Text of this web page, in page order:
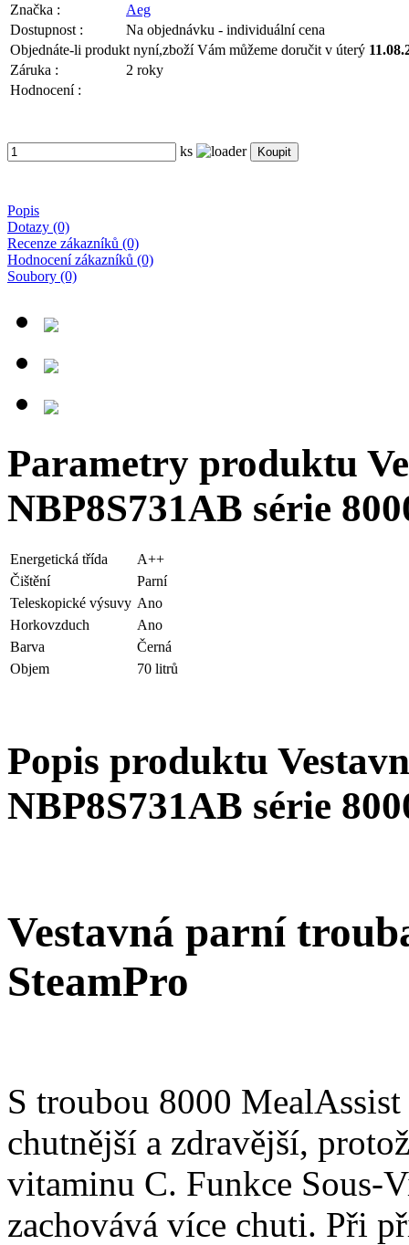
Značka :
Aeg
Dostupnost :
Na objednávku - individuální cena
Objednáte-li produkt nyní,zboží Vám můžeme doručit v úterý
Záruka :
2 roky
Hodnocení :
ks
Popis
Dotazy (0)
Recenze zákazníků (0)
Hodnocení zákazníků (0)
Soubory (0)
Parametry produktu
NBP8S731AB série
Energetická třída
A++
Čištění
Parní
Teleskopické výsuvy Ano
Horkovzduch
Ano
Barva
Černá
Objem
70 litrů
Popis produktu
NBP8S731AB série
Vestavná parní
SteamPro
S troubou 8000
chutnější a zdravější,
vitaminu C. Funkce Sous-
zachovává více chuti. Při